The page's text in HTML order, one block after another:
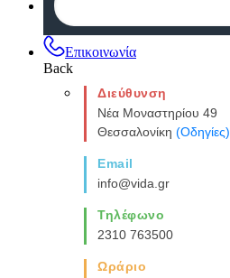
Επικοινωνία
Back
Διεύθυνση
Νέα Μοναστηρίου 49
Θεσσαλονίκη (Οδηγίες)
Email
info@vida.gr
Τηλέφωνο
2310 763500
Ωράριο